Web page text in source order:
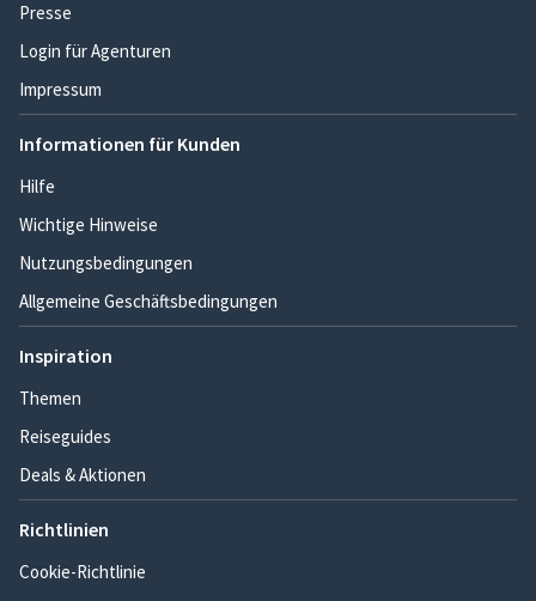
Presse
Login für Agenturen
Impressum
Informationen für Kunden
Hilfe
Wichtige Hinweise
Nutzungsbedingungen
Allgemeine Geschäftsbedingungen
Inspiration
Themen
Reiseguides
Deals & Aktionen
Richtlinien
Cookie-Richtlinie